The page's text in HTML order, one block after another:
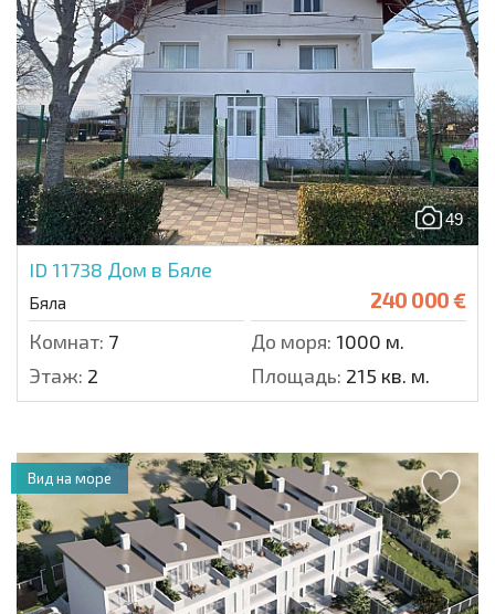
49
ID 11738 Дом в Бяле
Бяла 240 000 €
Комнат: 7 До моря: 1000 м.
Этаж: 2 Площадь: 215 кв. м.
Вид на море